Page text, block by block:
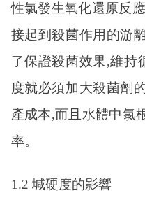
性氯發生氧化還原反
接起到殺菌作用的游
了保證殺菌效果,維持
度就必須加大殺菌劑
產成本,而且水體中氯
率。
1.2 堿硬度的影響